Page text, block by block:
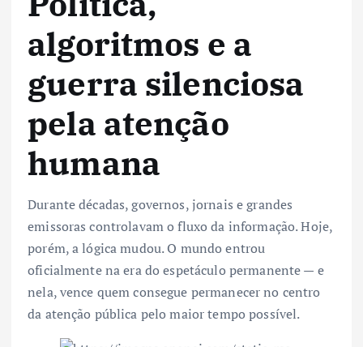
algoritmos e a
guerra silenciosa
pela atenção
humana
Durante décadas, governos, jornais e grandes
emissoras controlavam o fluxo da informação. Hoje,
porém, a lógica mudou. O mundo entrou
oficialmente na era do espetáculo permanente — e
nela, vence quem consegue permanecer no centro
da atenção pública pelo maior tempo possível.